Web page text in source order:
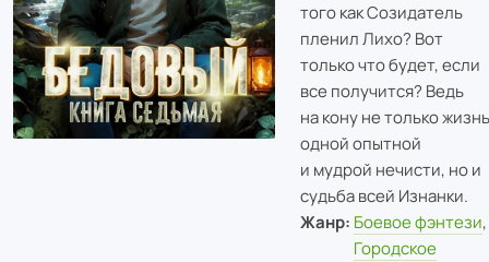
того как Созидатель
пленил Лихо? Вот
только что будет, если
все получится? Ведь
на кону не только жизнь
одной опытной
и мудрой нечисти, но и
судьба всей Изнанки.
Жанр: Боевое фэнтези,
Городское